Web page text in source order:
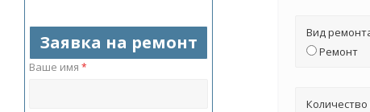
Вид
Ремонт
Заявка на ремонт
Ваше имя *